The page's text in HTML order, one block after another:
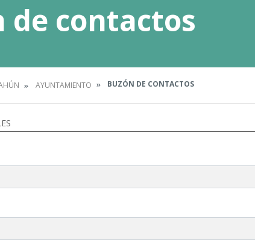
de contactos
AYUNTAMIENTO BUZÓN DE CONTACTOS